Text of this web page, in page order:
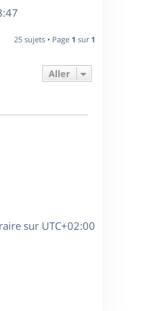
25 sujets • Page 1 sur 1
Aller
sur UTC+02:00